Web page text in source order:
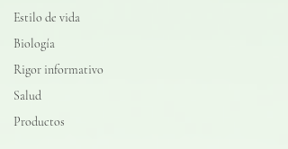
Estilo de vida
Biología
Rigor informativo
Salud
Productos